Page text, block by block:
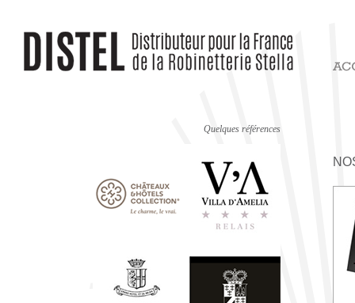
Quelques références